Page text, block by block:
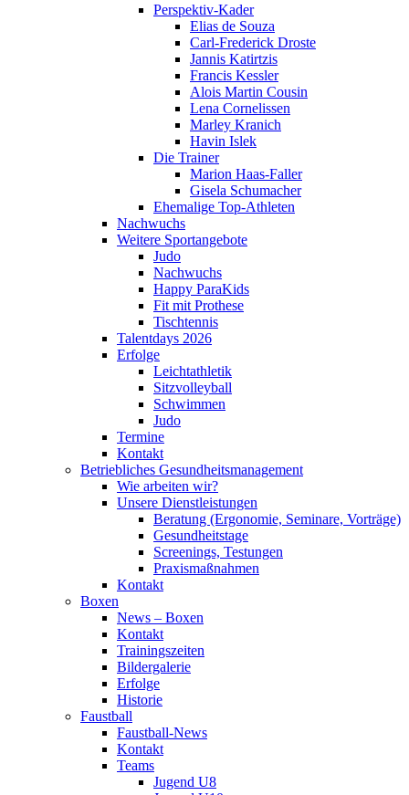
Perspektiv-Kader
Elias de Souza
Carl-Frederick Droste
Jannis Katirtzis
Francis Kessler
Alois Martin Cousin
Lena Cornelissen
Marley Kranich
Havin Islek
Die Trainer
Marion Haas-Faller
Gisela Schumacher
Ehemalige Top-Athleten
Nachwuchs
Weitere Sportangebote
Judo
Nachwuchs
Happy ParaKids
Fit mit Prothese
Tischtennis
Talentdays 2026
Erfolge
Leichtathletik
Sitzvolleyball
Schwimmen
Judo
Termine
Kontakt
Betriebliches Gesundheits­management
Wie arbeiten wir?
Unsere Dienstleistungen
Beratung (Ergonomie, Seminare, Vorträge)
Gesundheitstage
Screenings, Testungen
Praxismaßnahmen
Kontakt
Boxen
News – Boxen
Kontakt
Trainingszeiten
Bildergalerie
Erfolge
Historie
Faustball
Faustball-News
Kontakt
Teams
Jugend U8